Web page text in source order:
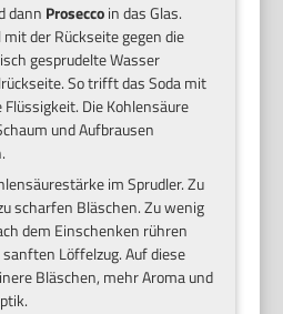
dann Proseccoin das Glas.
der Rückseite gegen die
gesprudelte Wasser
So trifft das Soda mit
Die Kohlensäure
und Aufbrausen
im Sprudler. Zu
scharfen Bläschen. Zu wenig
dem Einschenken rühren
Löffelzug. Auf diese
Bläschen, mehr Aroma und